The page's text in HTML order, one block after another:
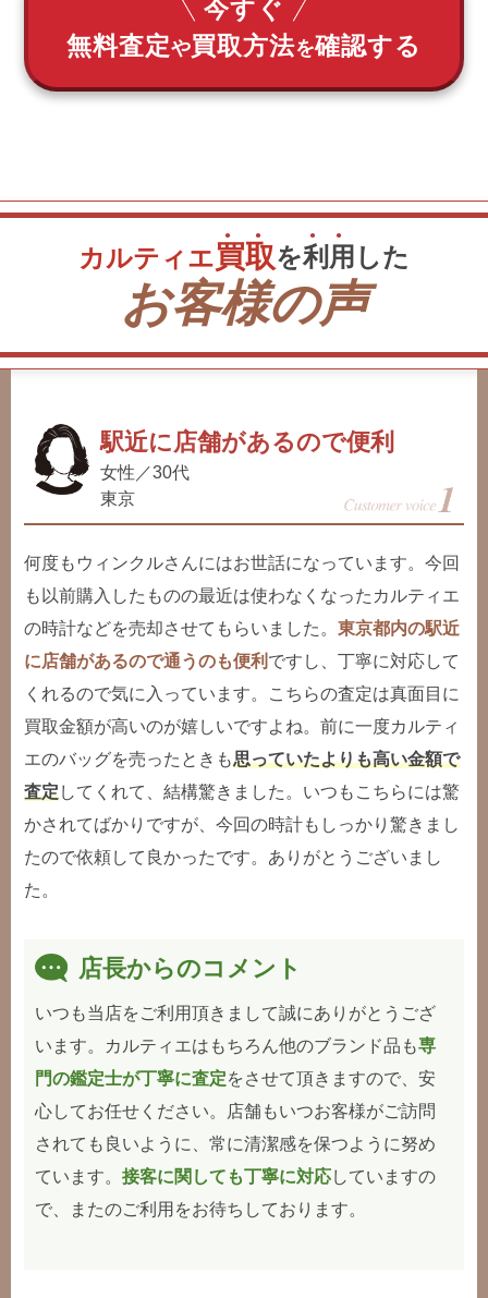
今すぐ
無料査定や買取方法を確認する
カルティエ買取を利 用 した
お客様の声
駅近に店舗があるので便利
女性／30代
東京
何度もウィンクルさんにはお世話になっています。今回
も以前購入したものの最近は使わなくなったカルティエ
の時計などを売却させてもらいました。東京都内の駅近
に店舗があるので通うのも便利 ですし、丁寧に対応して
くれるので気に入っています。こちらの査定は真面目に
買取金額が高いのが嬉しいですよね。前に一度カルティ
エのバッグを売ったときも思っていたよりも高い金額で
査定してくれて、結構驚きました。いつもこちらには驚
かされてばかりですが、今回の時計もしっかり驚きまし
たので依頼して良かったです。ありがとうございまし
た。
店長からのコメント
いつも当店をご利用頂きまして誠にありがとうござ
います。カルティエはもちろん他のブランド品も専
門の鑑定士が丁寧に査定をさせて頂きますので、安
心してお任せください。店舗もいつお客様がご訪問
されても良いように、常に清潔感を保つように努め
ています。接客に関しても丁寧に対応していますの
で、またのご利用をお待ちしております。